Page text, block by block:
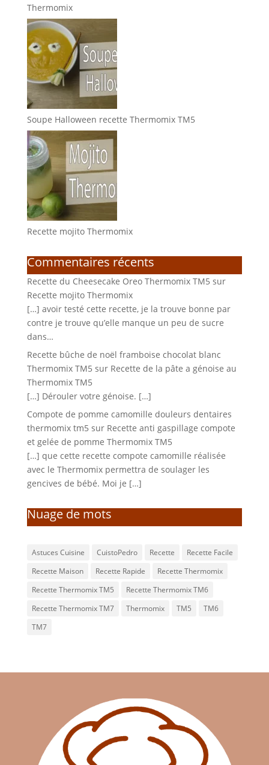
Thermomix
Soupe Halloween recette Thermomix TM5
Recette mojito Thermomix
Commentaires récents
Recette du Cheesecake Oreo Thermomix TM5 sur
Recette mojito Thermomix
[…] avoir testé cette recette, je la trouve bonne par
contre je trouve qu’elle manque un peu de sucre
dans…
Recette bûche de noël framboise chocolat blanc
Thermomix TM5 sur Recette de la pâte a génoise au
Thermomix TM5
[…] Dérouler votre génoise. […]
Compote de pomme camomille douleurs dentaires
thermomix tm5 sur Recette anti gaspillage compote
et gelée de pomme Thermomix TM5
[…] que cette recette compote camomille réalisée
avec le Thermomix permettra de soulager les
gencives de bébé. Moi je […]
Nuage de mots
Astuces Cuisine CuistoPedro Recette
Recette Facile
Recette Maison
Recette Rapide
Recette Thermomix
Recette Thermomix TM5
Recette Thermomix TM6
Recette Thermomix TM7
Thermomix TM5
TM6
TM7